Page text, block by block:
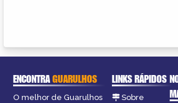
ENCONTRAGUARULHOS
O melhor de Guarulhos
LINKS RÁPIDOS
Sobre